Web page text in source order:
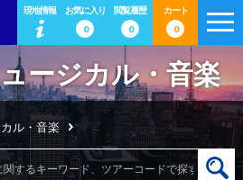
現地情報
お気に入り
0
閲覧履歴
0
カート
0
ージカル・音楽
ル・音楽